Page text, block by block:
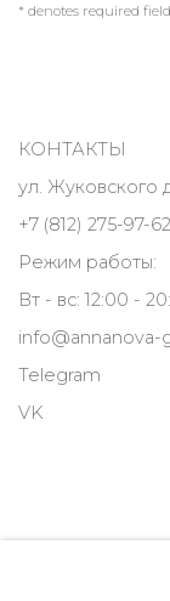
* denotes required
КОНТАКТЫ
ул. Жуковского
+7 (812) 275-97-62
Режим работы:
Вт - вс: 12:00 -
info@annanova-
Telegram
VK